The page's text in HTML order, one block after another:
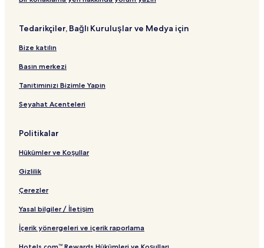
Tedarikçiler, Bağlı Kuruluşlar ve Medya için
Bize katılın
Basın merkezi
Tanıtımınızı Bizimle Yapın
Seyahat Acenteleri
Politikalar
Hükümler ve Koşullar
Gizlilik
Çerezler
Yasal bilgiler / İletişim
İçerik yönergeleri ve içerik raporlama